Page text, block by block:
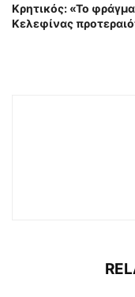
Κρητικός: «Το
Κελεφίνας